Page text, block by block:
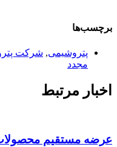
برچسب‌ها
پتروشیمی, شرکت
مجدد
اخبار مرتبط
عرضه مستقیم محصولات